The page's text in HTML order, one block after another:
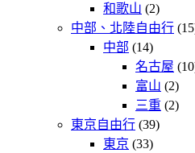
和歌山 (2)
中部、北陸自由行
中部 (14)
名古屋
富山 (2)
三重 (2)
東京自由行 (39)
東京 (33)